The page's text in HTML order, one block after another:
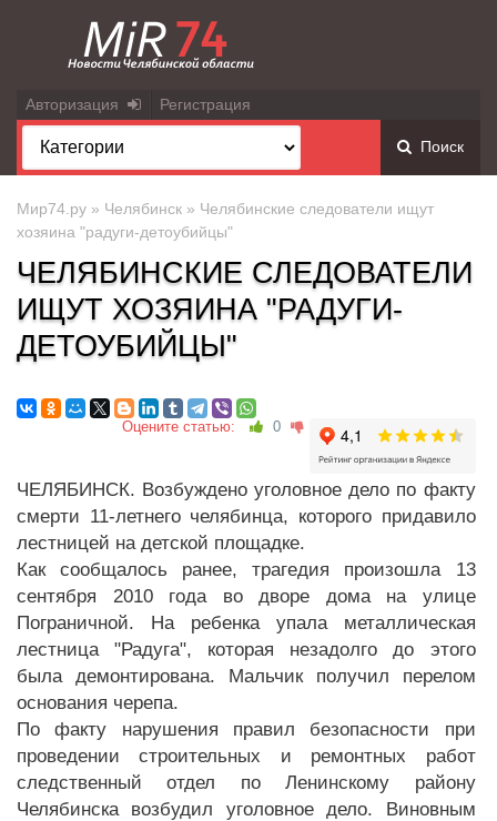
Авторизация Регистрация
Поиск
Мир74.ру » Челябинск » Челябинские следователи ищут
хозяина "радуги-детоубийцы"
ЧЕЛЯБИНСКИЕ СЛЕДОВАТЕЛИ
ИЩУТ ХОЗЯИНА "РАДУГИ-
ДЕТОУБИЙЦЫ"
Оцените статью: 0
ЧЕЛЯБИНСК. Возбуждено уголовное дело по факту
смерти 11-летнего челябинца, которого придавило
лестницей на детской площадке.
Как сообщалось ранее, трагедия произошла 13
сентября 2010 года во дворе дома на улице
Пограничной. На ребенка упала металлическая
лестница "Радуга", которая незадолго до этого
была демонтирована. Мальчик получил перелом
основания черепа.
По факту нарушения правил безопасности при
проведении строительных и ремонтных работ
следственный отдел по Ленинскому району
Челябинска возбудил уголовное дело. Виновным